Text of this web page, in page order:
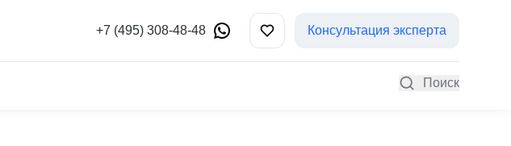
+7 (495) 308-48-48 Консультация эксперта
Поиск